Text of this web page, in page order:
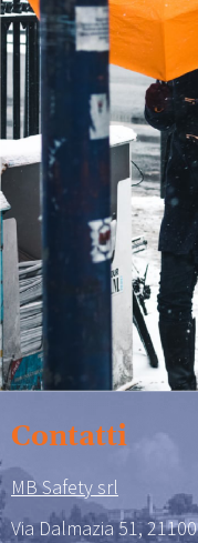
Contatti
MB Safety srl
Via Dalmazia 51,